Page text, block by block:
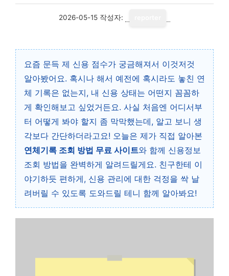
2026-05-15 작성자:
요즘 문득 제 신용 점수가 궁금해져서 이것저것
알아봤어요. 혹시나 해서 예전에 혹시라도 놓친 연
체 기록은 없는지, 내 신용 상태는 어떤지 꼼꼼하
게 확인해보고 싶었거든요. 사실 처음엔 어디서부
터 어떻게 봐야 할지 좀 막막했는데, 알고 보니 생
각보다 간단하더라고요! 오늘은 제가 직접 알아본
연체기록 조회 방법 무료 사이트와 함께 신용정보
조회 방법을 완벽하게 알려드릴게요. 친구한테 이
야기하듯 편하게, 신용 관리에 대한 걱정을 싹 날
려버릴 수 있도록 도와드릴 테니 함께 알아봐요!